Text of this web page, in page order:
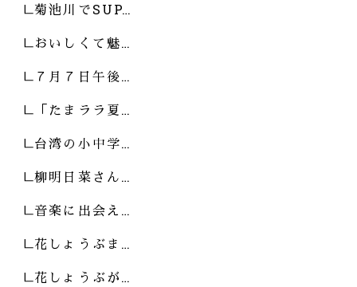
菊池川でSUP…
おいしくて魅…
７月７日午後…
「たまララ夏…
台湾の小中学…
柳明日菜さん…
音楽に出会え…
花しょうぶま…
花しょうぶが…